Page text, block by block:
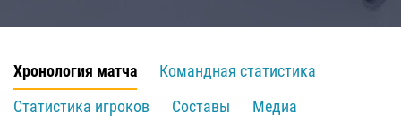
Хронология матча
Командная статистика
Статистика игроков
Составы
Медиа